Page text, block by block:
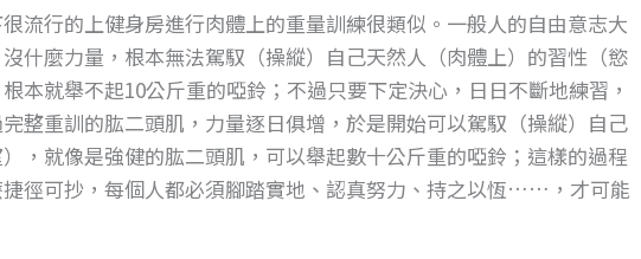
流行的上健身房進行肉體上的重量訓練很類似。一般人的自由意志大
什麼力量，根本無法駕馭（操縱）自己天然人（肉體上）的習性（慾
本就舉不起10公斤重的啞鈴；不過只要下定決心，日日不斷地練習，
整重訓的肱二頭肌，力量逐日俱增，於是開始可以駕馭（操縱）自己
，就像是強健的肱二頭肌，可以舉起數十公斤重的啞鈴；這樣的過程
徑可抄，每個人都必須腳踏實地、認真努力、持之以恆……，才可能